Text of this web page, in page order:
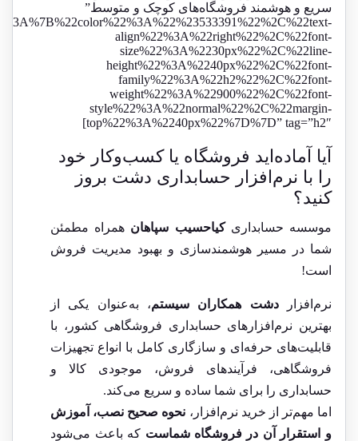
سریع و هوشمند فروشگاه‌های کوچک و متوسط”
align%22%3A%22right%22%2C%22font-
size%22%3A%2230px%22%2C%22line-
height%22%3A%2240px%22%2C%22font-
family%22%3A%22h2%22%2C%22font-
weight%22%3A%22900%22%2C%22font-
style%22%3A%22normal%22%2C%22margin-
top%22%3A%2240px%22%7D%7D” tag=”h2″]
آیا آماده‌اید فروشگاه یا کسب‌وکار خود
را با نرم‌افزار حسابداری دشت بروز
کنید؟
موسسه حسابداری کیاحسیب سپاهان همراه مطمئن
شما در مسیر هوشمندسازی و بهبود مدیریت فروش
است!
نرم‌افزاردشت همکاران سیستم، به‌عنوان یکی از
بهترین نرم‌افزارهای حسابداری فروشگاهی کشور، با
قابلیت‌های حرفه‌ای و سازگاری کامل با انواع تجهیزات
فروشگاهی، فرآیندهای فروش، موجودی کالا و
حسابداری را برای شما ساده و سریع می‌کند.
اما مهم‌تر از خرید نرم‌افزار، نحوه صحیح نصب، آموزش
و استقرار آن در فروشگاه شماست که باعث می‌شود